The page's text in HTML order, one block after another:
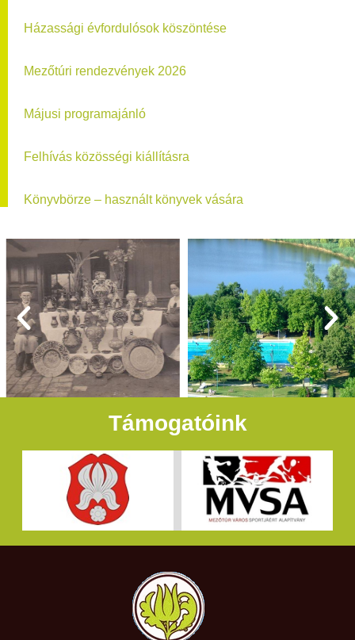
Házassági évfordulósok köszöntése
Mezőtúri rendezvények 2026
Májusi programajánló
Felhívás közösségi kiállításra
Könyvbörze – használt könyvek vására
Támogatóink